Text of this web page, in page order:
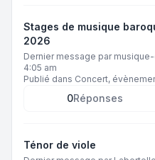
Stages de musique
2026
Dernier message par
4:05 am
Publié dans Concert,
0Réponses
Ténor de viole